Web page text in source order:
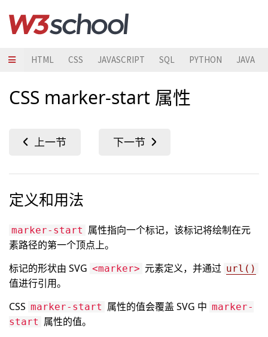
HTML CSS JAVASCRIPT SQL PYTHON JAVA
CSS marker-start 属性
定义和用法
marker-start 属性指向一个标记，该标记将绘制在元
素路径的第一个顶点上。
标记的形状由 SVG <marker> 元素定义，并通过 url()
值进行引用。
CSS marker-start 属性的值会覆盖 SVG 中 marker-
start 属性的值。